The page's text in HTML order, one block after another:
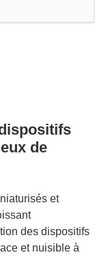
de
et
des dispositifs
et nuisible à